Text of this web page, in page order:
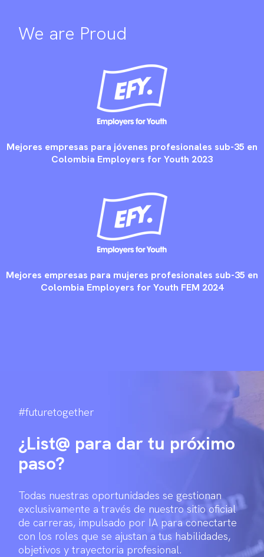
We are Proud
Mejores empresas para jóvenes profesionales sub-35 en
Colombia Employers for Youth 2023
Mejores empresas para mujeres profesionales sub-35 en
Colombia Employers for Youth FEM 2024
#futuretogether
¿List@ para dar tu próximo
paso?
Todas nuestras oportunidades se gestionan
exclusivamente a través de nuestro sitio oficial
de carreras, impulsado por IA para conectarte
con los roles que se ajustan a tus habilidades,
objetivos y trayectoria profesional.